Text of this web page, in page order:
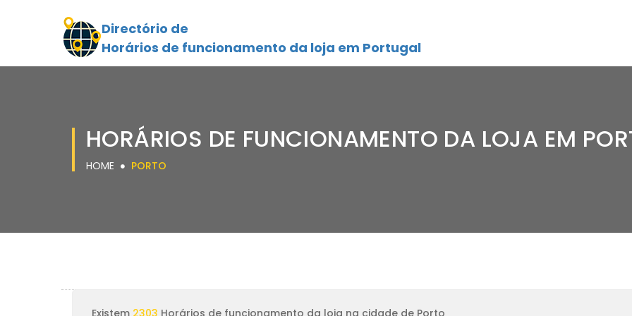
Directório de
Horários de funcionamento da loja em Portugal
HORÁRIOS DE FUNCIONAMENTO DA LOJA EM
HOME PORTO
Existem 2303 Horários de funcionamento da loja na cidade de Porto